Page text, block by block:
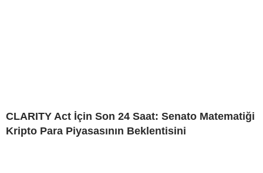
CLARITY Act İçin Son 24 Saat: Senato Matematiği
Kripto Para Piyasasının Beklentisini